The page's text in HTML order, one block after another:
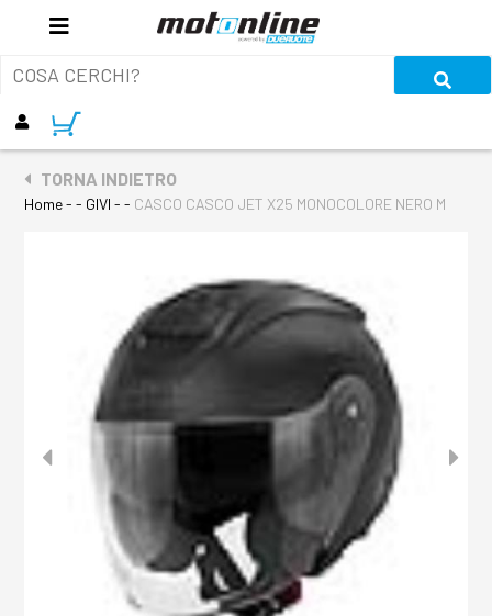
TORNA INDIETRO
Home- - GIVI - - CASCO CASCO JET X25 MONOCOLORE NERO M